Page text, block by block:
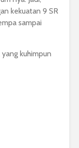
kekuatan 9 SR
sampai
kuhimpun